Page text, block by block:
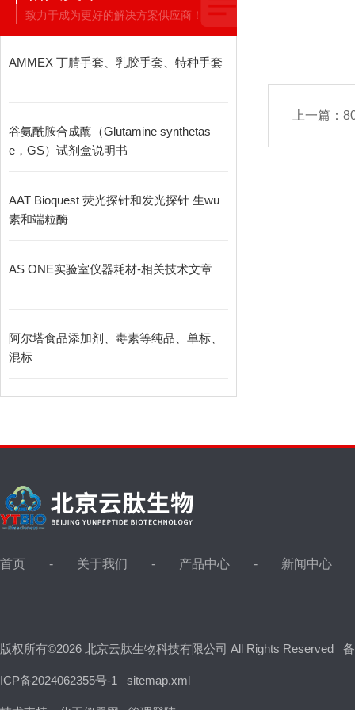
致力于成为更好的解决方案供应商！
AMMEX 丁腈手套、乳胶手套、特种手套
谷氨酰胺合成酶（Glutamine synthetas
e，GS）试剂盒说明书
AAT Bioquest 荧光探针和发光探针 生wu
素和端粒酶
AS ONE实验室仪器耗材-相关技术文章
阿尔塔食品添加剂、毒素等纯品、单标、
混标
上一篇：
首页 关于我们 产品中心 新闻中心
版权所有©2026 北京云肽生物科技有限公司 All Rights Reserved
ICP备2024062355号-1 sitemap.xml